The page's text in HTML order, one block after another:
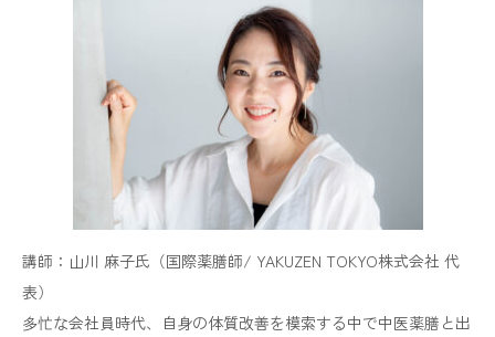
講師：山川 麻子氏（国際薬膳師/ YAKUZEN TOKYO株式会社 代
表）
多忙な会社員時代、自身の体質改善を模索する中で中医薬膳と出